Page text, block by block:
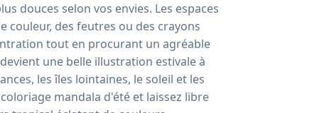
douces selon vos envies. Les espaces
couleur, des feutres ou des crayons
tout en procurant un agréable
une belle illustration estivale à
les îles lointaines, le soleil et les
mandala d'été et laissez libre